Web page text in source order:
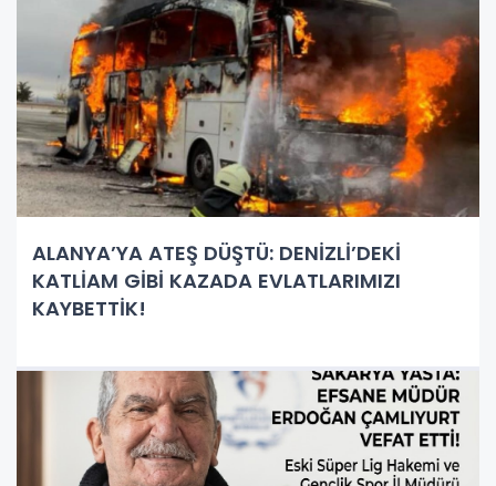
ALANYA’YA ATEŞ DÜŞTÜ: DENİZLİ’DEKİ
KATLİAM GİBİ KAZADA EVLATLARIMIZI
KAYBETTİK!